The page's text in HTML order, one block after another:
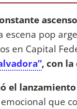
escena pop
en Capital
, con
el
que